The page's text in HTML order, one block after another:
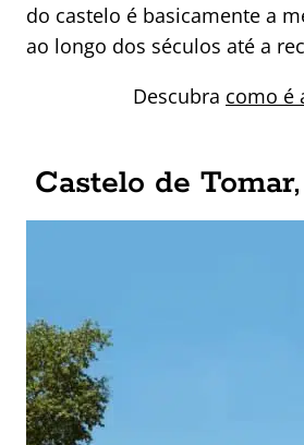
do castelo é basicamente a
ao longo dos séculos até a
Descubra como é
Castelo de